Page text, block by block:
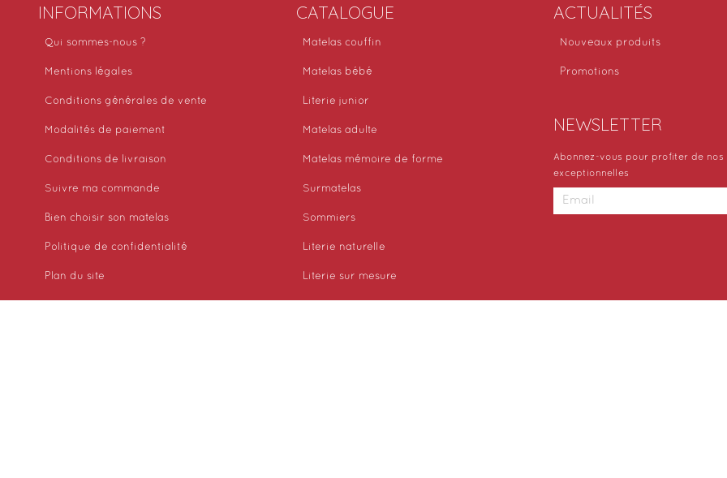
INFORMATIONS
Qui sommes-nous ?
Mentions légales
Conditions générales de vente
Modalités de paiement
Conditions de livraison
Suivre ma commande
Bien choisir son matelas
Politique de confidentialité
Plan du site
CATALOGUE
Matelas couffin
Matelas bébé
Literie junior
Matelas adulte
Matelas mémoire de forme
Surmatelas
Sommiers
Literie naturelle
Literie sur mesure
ACTUALITÉS
Nouveaux produits
Promotions
NEWSLETTER
Abonnez-vous pour profiter de nos
exceptionnelles